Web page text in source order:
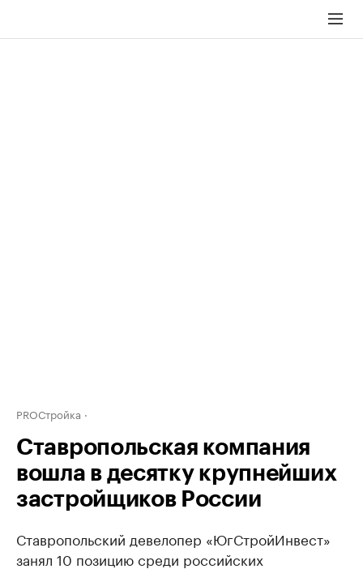
PROСтройка
Ставропольская компания
вошла в десятку крупнейших
застройщиков России
Ставропольский девелопер «ЮгСтройИнвест»
занял 10 позицию среди российских